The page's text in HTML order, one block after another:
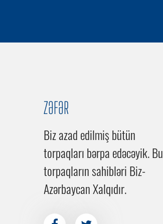
ZƏFƏR
Biz azad edilmiş bütün
torpaqları bərpa edəcəyik. Bu
torpaqların sahibləri Biz-
Azərbaycan Xalqıdır.